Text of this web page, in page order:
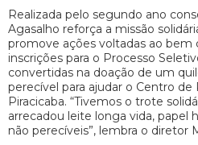
Realizada pelo segundo ano
Agasalho reforça a missão
promove ações voltadas ao bem
inscrições para o Processo
convertidas na doação de um
perecível para ajudar o Centro de
Piracicaba. “Tivemos o trote
arrecadou leite longa vida, papel
não perecíveis”, lembra o diretor